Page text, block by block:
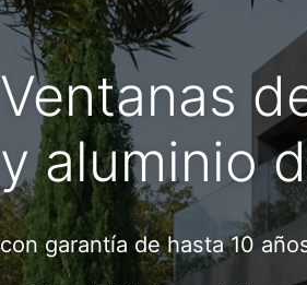
Ventanas
y aluminio
con garantía de hasta 10